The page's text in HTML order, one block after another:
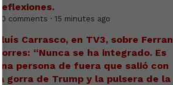
Reflexiones.
110 comments · 15 minutes ago
Lluís Carrasco, en TV3, sobre Ferran
Torres: “Nunca se ha integrado. Es
una persona de fuera que salió con
la gorra de Trump y la pulsera de la